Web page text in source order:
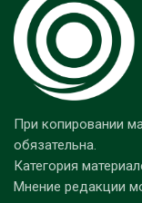
При копировании
обязательна.
Категория
Мнение редакции